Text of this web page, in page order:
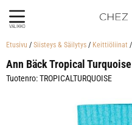
VALIKKO
Etusivu / Siisteys & Säilytys / Keittiöliinat
Ann Bäck Tropical
Tuotenro: TROPICALTURQUOISE